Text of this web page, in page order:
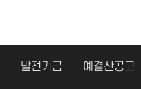
발전기금 예결산공고